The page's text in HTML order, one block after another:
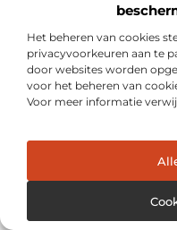
Het beheren van cookies
privacyvoorkeuren aan te
door websites worden
voor het beheren van
Voor meer informatie
Jouw reis
Ontdek een wereld van
dagelijks